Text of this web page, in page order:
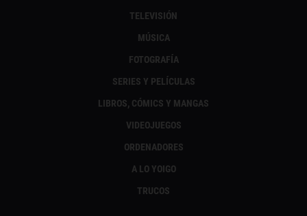
TELEVISIÓN
MÚSICA
FOTOGRAFÍA
SERIES Y PELÍCULAS
LIBROS, CÓMICS Y MANGAS
VIDEOJUEGOS
ORDENADORES
A LO YOIGO
TRUCOS